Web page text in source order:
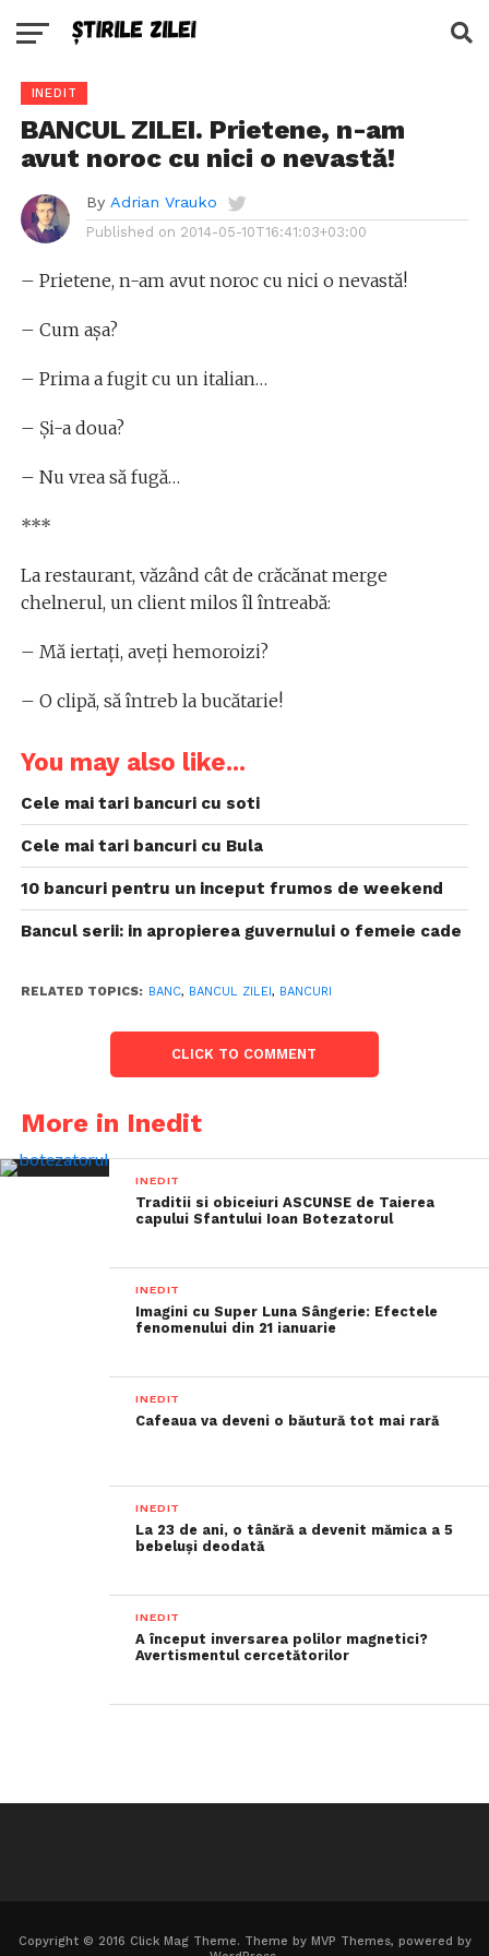
INEDIT
BANCUL ZILEI. Prietene, n-am
avut noroc cu nici o nevastă!
By Adrian Vrauko
Published on 2014-05-10T16:41:03+03:00
– Prietene, n-am avut noroc cu nici o nevastă!
– Cum aşa?
– Prima a fugit cu un italian…
– Şi-a doua?
– Nu vrea să fugă…
***
La restaurant, văzând cât de crăcănat merge
chelnerul, un client milos îl întreabă:
– Mă iertaţi, aveţi hemoroizi?
– O clipă, să întreb la bucătarie!
You may also like...
Cele mai tari bancuri cu soti
Cele mai tari bancuri cu Bula
10 bancuri pentru un inceput frumos de weekend
Bancul serii: in apropierea guvernului o femeie cade
RELATED TOPICS: BANC, BANCUL ZILEI, BANCURI
CLICK TO COMMENT
More in Inedit
INEDIT
Traditii si obiceiuri ASCUNSE de Taierea
capului Sfantului Ioan Botezatorul
INEDIT
Imagini cu Super Luna Sângerie: Efectele
fenomenului din 21 ianuarie
INEDIT
Cafeaua va deveni o băutură tot mai rară
INEDIT
La 23 de ani, o tânără a devenit mămica a 5
bebeluși deodată
INEDIT
A început inversarea polilor magnetici?
Avertismentul cercetătorilor
Copyright © 2016 Click Mag Theme. Theme by MVP Themes, powered by